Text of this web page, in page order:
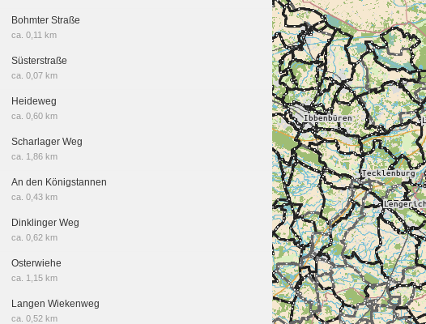
Bohmter Straße
ca. 0,11 km
Süsterstraße
ca. 0,07 km
Heideweg
ca. 0,60 km
Scharlager Weg
ca. 1,86 km
An den Königstannen
ca. 0,43 km
Dinklinger Weg
ca. 0,62 km
Osterwiehe
ca. 1,15 km
Langen Wiekenweg
ca. 0,52 km